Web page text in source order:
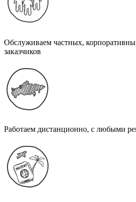
Обслуживаем частных,
заказчиков
Работаем дистанционно, с любыми